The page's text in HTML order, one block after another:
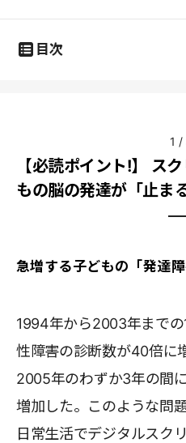
目次
1 /
【必読ポイント!】 ス
もの脳の発達が「止まる
急増する子どもの「発達
1994年から2003年まで
性障害の診断数が40倍に
2005年のわずか3年の間
増加した。このような問
日常生活でデジタルスク